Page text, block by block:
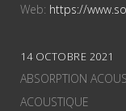
Web: https://
14 OCTOBRE 2021
ABSORPTION
ACOUSTIQUE